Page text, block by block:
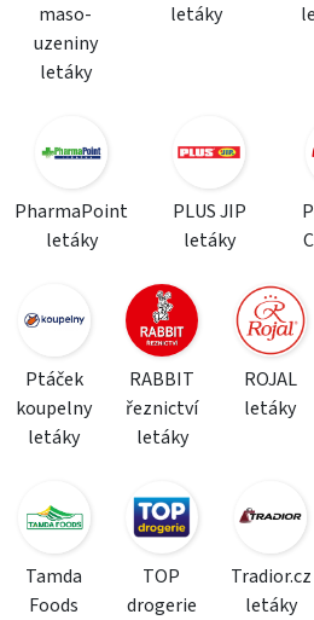
maso-
uzeniny
letáky
letáky
PharmaPoint
letáky
PLUS JIP
letáky
Ptáček
koupelny
letáky
RABBIT
řeznictví
letáky
ROJAL
letáky
Tamda
Foods
TOP
drogerie
Tradior.cz
letáky